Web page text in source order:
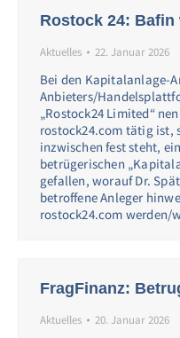
Rostock 24: Bafin
Aktuelles 22. Januar 2026
Bei den Kapitalanlage-
Anbieters/
„Rostock24 Limited“
rostock24.com tätig ist,
inzwischen fest steht,
betrügerischen
gefallen, worauf Dr.
betroffene Anleger
rostock24.com
FragFinanz:
Aktuelles 20. Januar 2026